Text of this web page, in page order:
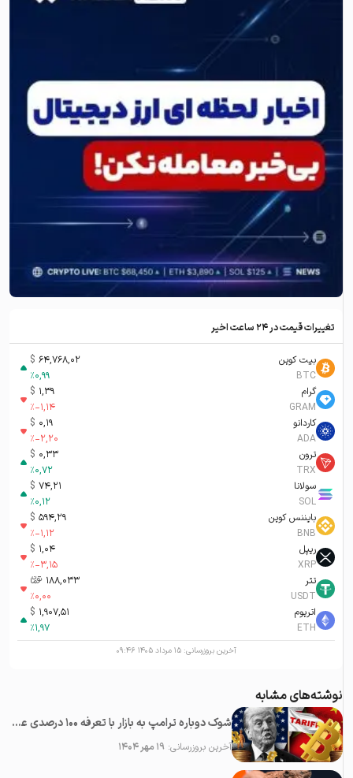
تغییرات قیمت در ۲۴ ساعت اخیر
بیت کوین
BTC
64,768,02
$
%0,99
گرام
GRAM
1,39
$
%-1,14
کاردانو
ADA
0,19
$
%-2,20
ترون
TRX
0,33
$
%0,72
سولانا
SOL
74,21
$
%0,12
بایننس کوین
BNB
594,29
$
%-1,12
ریپل
XRP
1,04
$
%-3,15
تتر
USDT
188,033 تومان-ء
%0,00
اتریوم
ETH
1,907,51
$
%1,97
آخرین بروزرسانی:۱۵ مرداد ۱۴۰۵ ۰۹:۴۶
نوشته‌های مشابه
شوک دوباره ترامپ به بازار با تعرفه ۱۰۰ درصدی علیه چین؛‌ سقوط همه رمزارزها
آخرین بروزرسانی:۱۹ مهر ۱۴۰۴